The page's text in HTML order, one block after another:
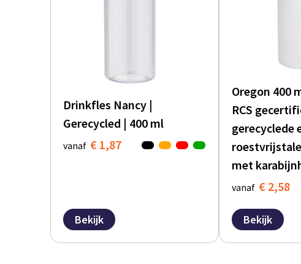
Drinkfles Nancy |
Gerecycled | 400 ml
vanaf € 1,87
Bekijk
Oregon 400
RCS
gerecyclede
met
vanaf € 2,58
Bekijk